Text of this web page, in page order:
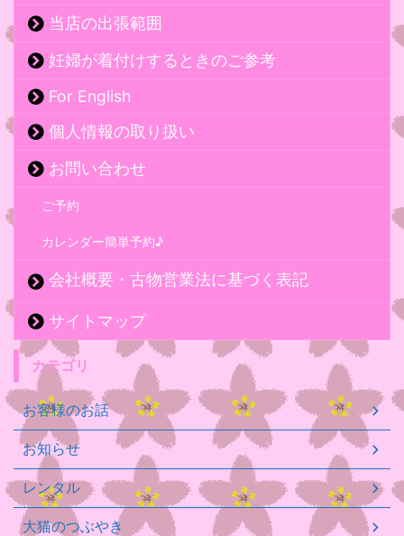
当店の出張範囲
妊婦が着付けするときのご参考
For English
個人情報の取り扱い
お問い合わせ
ご予約
カレンダー簡単予約♪
会社概要・古物営業法に基づく表記
サイトマップ
カテゴリ
お客様のお話
お知らせ
レンタル
大猫のつぶやき